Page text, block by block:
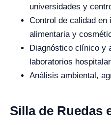
universidades y
Control de calidad en
alimentaria y
Diagnóstico clínico y
laboratorios
Análisis ambiental,
Silla de Ruedas